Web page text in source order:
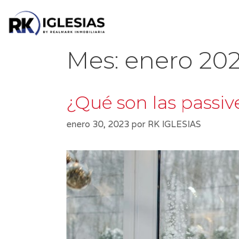
contenido
Mes: enero
¿Qué son las
enero 30, 2023 por RK IGLESIAS